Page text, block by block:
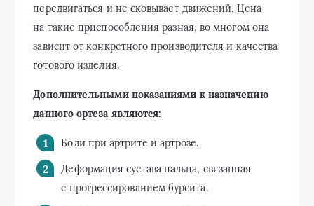
передвигаться и не сковывает движений. Цена
на такие приспособления разная, во многом она
зависит от конкретного производителя и качества
готового изделия.
Дополнительными показаниями к назначению
данного ортеза являются:
Боли при артрите и артрозе.
Деформация сустава пальца, связанная
с прогрессированием бурсита.